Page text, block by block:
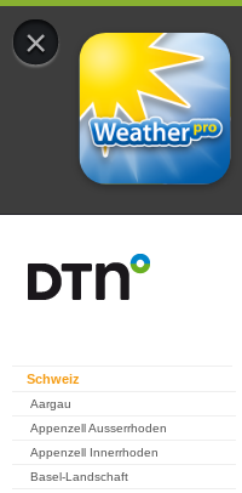
×
Schweiz
Aargau
Appenzell Ausserrhoden
Appenzell Innerrhoden
Basel-Landschaft